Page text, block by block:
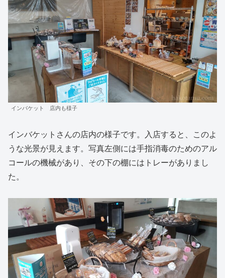
インバケット 店内も様子
インバケットさんの店内の様子です。入店すると、このよ
うな光景が見えます。写真左側には手指消毒のためのアル
コールの機械があり、その下の棚にはトレーがありまし
た。